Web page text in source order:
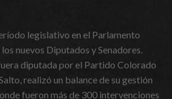
legislativo en el Parlamento
nuevos Diputados y Senadores.
diputada por el Partido Colorado
realizó un balance de su gestión
fueron más de 300 intervenciones